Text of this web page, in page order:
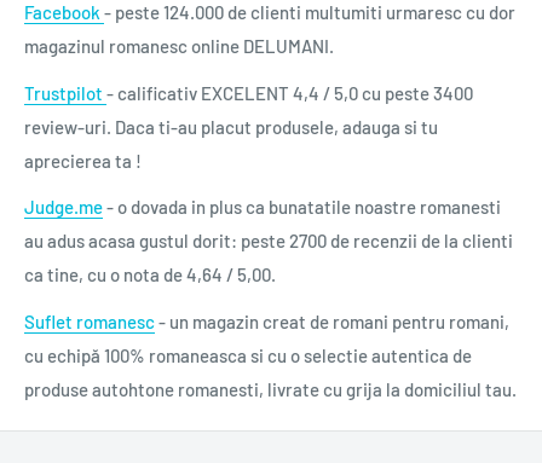
Format: 13x20 cm
ISBN: 978-973-50-7148-6
Colecție: Seria de autor Oliver Sacks
Domeniu: eseistică, ştiinţă
Autor: Oliver Sacks
Traducere: Anca Bărbulescu
0,320 g
Facebook - peste 124.000 de clienti multumiti urmaresc cu dor
magazinul romanesc online DELUMANI.
Trustpilot - calificativ EXCELENT 4,4 / 5,0 cu peste 3400
review-uri. Daca ti-au placut produsele, adauga si tu
aprecierea ta !
Judge.me- o dovada in plus ca bunatatile noastre romanesti
au adus acasa gustul dorit: peste 2700 de recenzii de la clienti
ca tine, cu o nota de 4,64 / 5,00.
Suflet romanesc- un magazin creat de romani pentru romani,
cu echipă 100% romaneasca si cu o selectie autentica de
produse autohtone romanesti, livrate cu grija la domiciliul tau.